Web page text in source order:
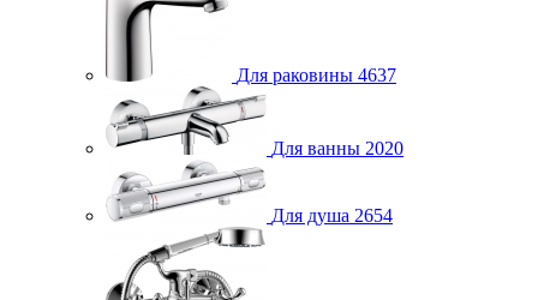
Для раковины 4637
Для ванны 2020
Для душа 2654